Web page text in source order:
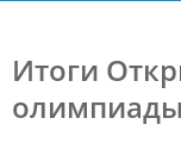
Итоги